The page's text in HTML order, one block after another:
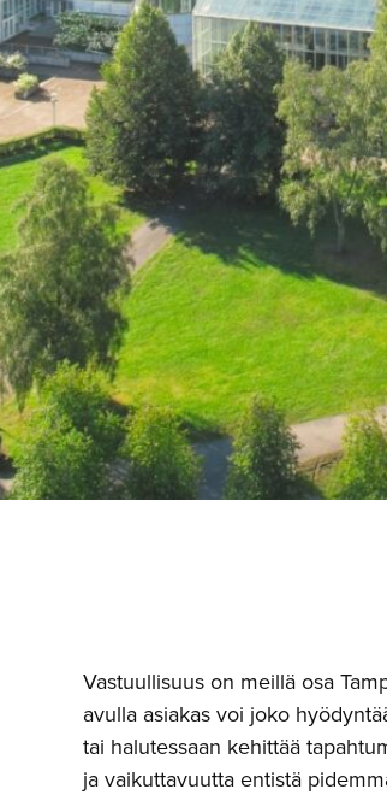
Vastuullisuus on meillä osa
avulla asiakas voi joko
tai halutessaan kehittää
ja vaikuttavuutta entistä